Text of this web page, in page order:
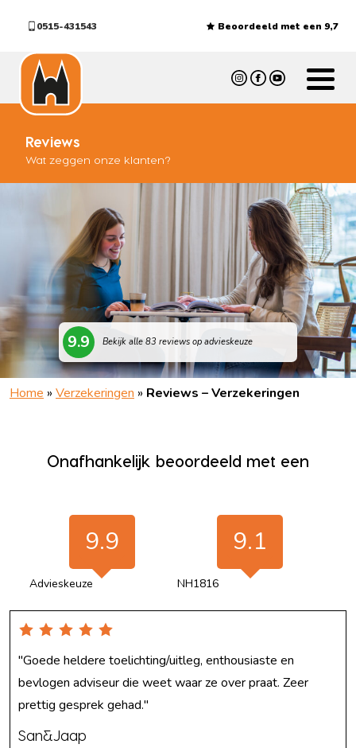
0515-431543 Beoordeeld met een 9,7
9.9 Bekijk alle 83 reviews op advieskeuze
Reviews
Wat zeggen onze klanten?
Home » Verzekeringen » Reviews – Verzekeringen
Onafhankelijk beoordeeld met een
9.9
Advieskeuze
9.1
NH1816
"Goede heldere toelichting/uitleg, enthousiaste en
bevlogen adviseur die weet waar ze over praat. Zeer
prettig gesprek gehad."
San&Jaap